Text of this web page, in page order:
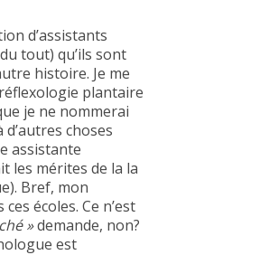
d’assistants
tout) qu’ils sont
histoire. Je me
plantaire
je ne nommerai
choses
assistante
les mérites de la la
Bref, mon
écoles. Ce n’est
»demande, non?
est